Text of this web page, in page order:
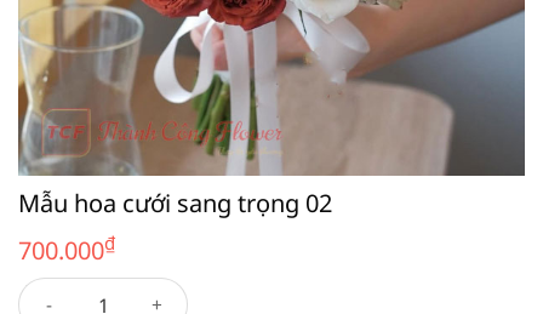
Mẫu hoa cưới sang trọng 02
700.000₫
Mẫu hoa cưới sang trọng 02 số lượng